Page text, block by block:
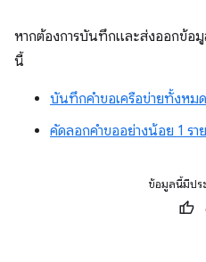
หากต้องการบันทึกและส่งออกข้อ
นี้
บันทึกคำขอเครือข่ายทั้งหม
คัดลอกคำขออย่างน้อย 1 รา
ข้อมูลนี้มีปร